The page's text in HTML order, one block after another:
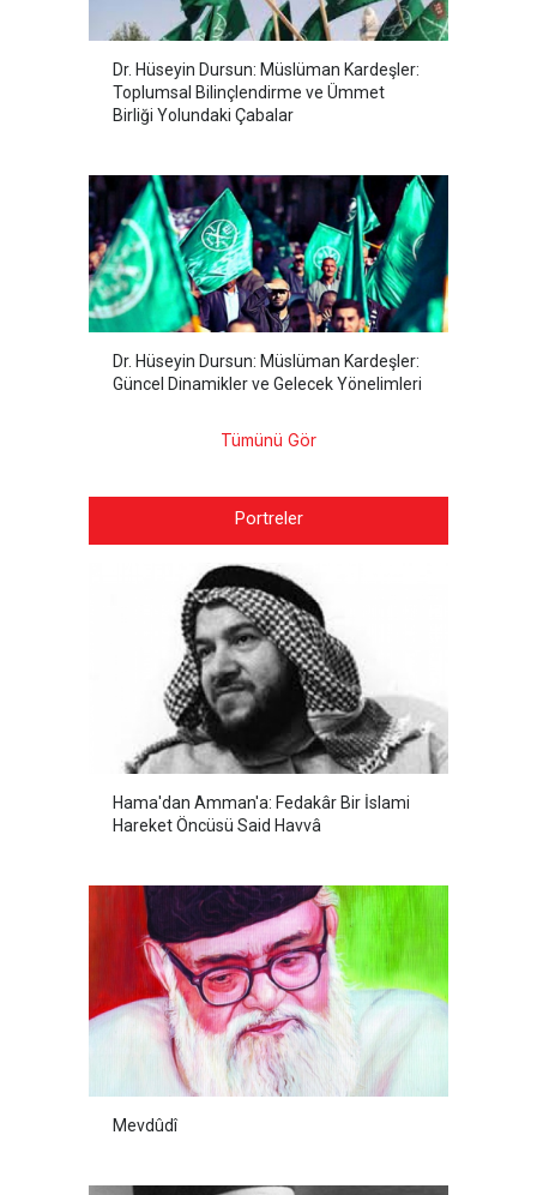
Dr. Hüseyin Dursun: Müslüman Kardeşler:
Toplumsal Bilinçlendirme ve Ümmet
Birliği Yolundaki Çabalar
Dr. Hüseyin Dursun: Müslüman Kardeşler:
Güncel Dinamikler ve Gelecek Yönelimleri
Tümünü Gör
Portreler
Hama'dan Amman'a: Fedakâr Bir İslami
Hareket Öncüsü Said Havvâ
Mevdûdî